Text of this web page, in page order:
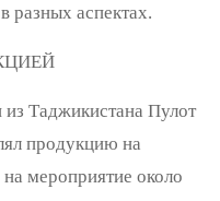
разных аспектах.
из Таджикистана Пулот
продукцию на
мероприятие около